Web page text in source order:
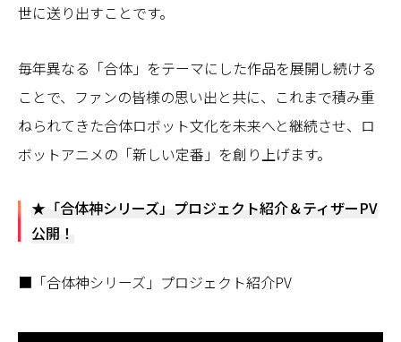
世に送り出すことです。
毎年異なる「合体」をテーマにした作品を展開し続ける
ことで、ファンの皆様の思い出と共に、これまで積み重
ねられてきた合体ロボット文化を未来へと継続させ、ロ
ボットアニメの「新しい定番」を創り上げます。
★「合体神シリーズ」プロジェクト紹介＆ティザーPV
公開！
■「合体神シリーズ」プロジェクト紹介PV